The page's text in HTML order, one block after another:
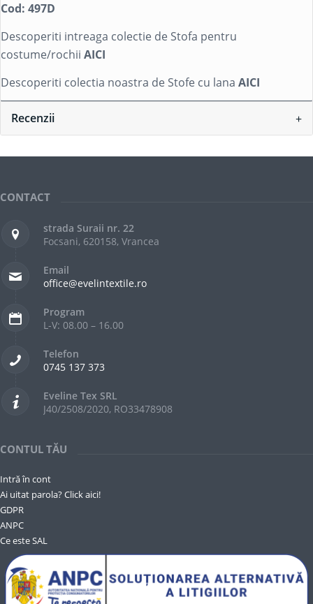
Cod: 497D
Descoperiti intreaga colectie de Stofa pentru
costume/rochii AICI
Descoperiti colectia noastra de Stofe cu lana AICI
Recenzii
CONTACT
strada Suraii nr. 22
Focsani, 620158, Vrancea
Email
office@evelintextile.ro
Program
L-V: 08.00 – 16.00
Telefon
0745 137 373
Eveline Tex SRL
J40/2508/2020, RO33478908
CONTUL TĂU
Intră în cont
Ai uitat parola? Click aici!
GDPR
ANPC
Ce este SAL